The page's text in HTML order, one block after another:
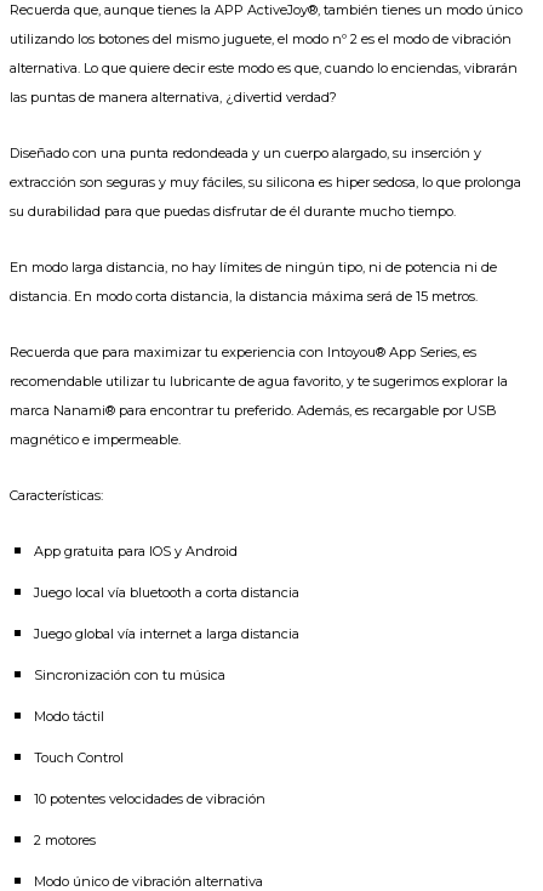
Recuerda que, aunque tienes la APP ActiveJoy®, también tienes un modo único
utilizando los botones del mismo juguete, el modo nº 2 es el modo de vibración
alternativa. Lo que quiere decir este modo es que, cuando lo enciendas, vibrarán
las puntas de manera alternativa, ¿divertid verdad?
Diseñado con una punta redondeada y un cuerpo alargado, su inserción y
extracción son seguras y muy fáciles, su silicona es hiper sedosa, lo que prolonga
su durabilidad para que puedas disfrutar de él durante mucho tiempo.
En modo larga distancia, no hay límites de ningún tipo, ni de potencia ni de
distancia. En modo corta distancia, la distancia máxima será de 15 metros.
Recuerda que para maximizar tu experiencia con Intoyou® App Series, es
recomendable utilizar tu lubricante de agua favorito, y te sugerimos explorar la
marca Nanami® para encontrar tu preferido. Además, es recargable por USB
magnético e impermeable.
Características:
App gratuita para IOS y Android
Juego local vía bluetooth a corta distancia
Juego global vía internet a larga distancia
Sincronización con tu música
Modo táctil
Touch Control
10 potentes velocidades de vibración
2 motores
Modo único de vibración alternativa